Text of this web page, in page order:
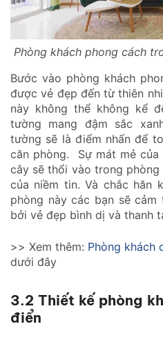
Phòng khách phong cách
Bước vào phòng khách
được vẻ đẹp đến từ thiên
này không thể không kể
tường mang đậm sắc
tường sẽ là điểm nhấn để
căn phòng. Sự mát mẻ
cây sẽ thổi vào trong
của niềm tin. Và chắc hăn
phòng này các bạn sẽ
bởi vẻ đẹp bình dị và thanh
>> Xem thêm: Phòng khách
dưới đây
3.2 Thiết kế phòng
điển